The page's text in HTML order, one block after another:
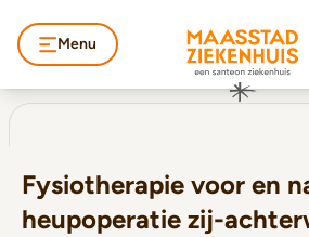
Menu
Fysiotherapie voor en
heupoperatie zij-